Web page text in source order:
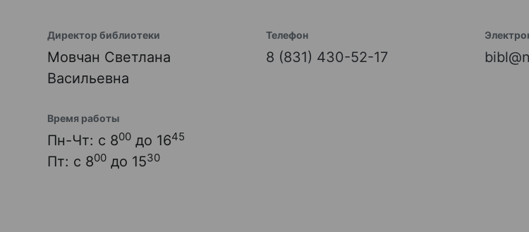
Директор библиотеки
Мовчан Светлана
Васильевна
Телефон
8 (831) 430-52-17
Время работы
Пн-Чт: с 800 до 1645
Пт: с 800 до 1530